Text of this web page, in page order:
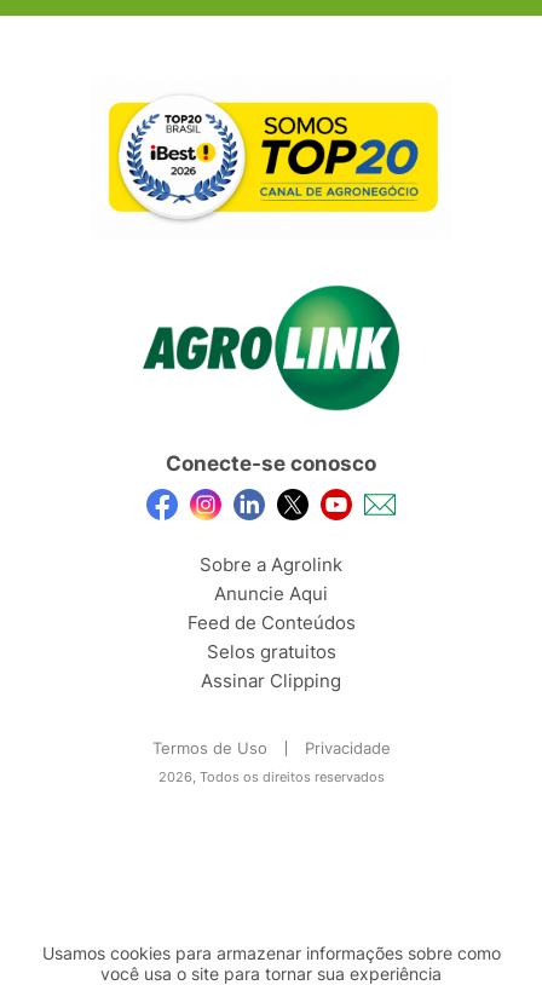
Conecte-se conosco
Sobre a Agrolink
Anuncie Aqui
Feed de Conteúdos
Selos gratuitos
Assinar Clipping
Termos de Uso Privacidade
2026, Todos os direitos reservados
Usamos cookies para armazenar informações sobre como
você usa o site para tornar sua experiência